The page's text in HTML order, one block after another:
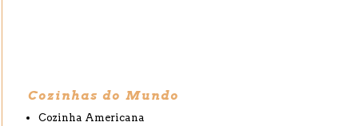
Cozinhas do Mundo
Cozinha Americana